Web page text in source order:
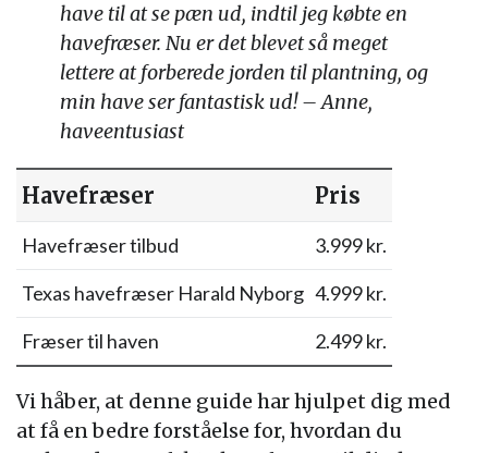
have til at se pæn ud, indtil jeg købte en
havefræser. Nu er det blevet så meget
lettere at forberede jorden til plantning, og
min have ser fantastisk ud! – Anne,
haveentusiast
Havefræser Pris
Havefræser tilbud
3.999 kr.
Texas havefræser Harald Nyborg 4.999 kr.
Fræser til haven
2.499 kr.
Vi håber, at denne guide har hjulpet dig med
at få en bedre forståelse for, hvordan du